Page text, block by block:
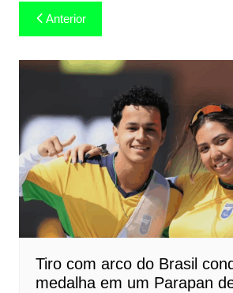
Navegação
de
Post
Anterior
Tiro com arco do Brasil
medalha em um Parapan